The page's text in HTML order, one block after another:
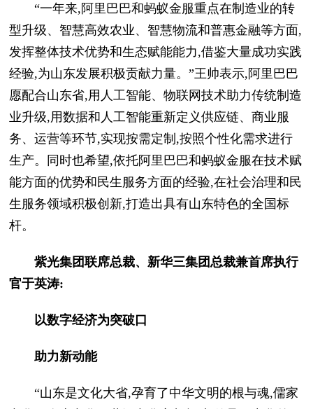
“一年来,阿里巴巴和蚂蚁金服重点在制造业的转
型升级、智慧高效农业、智慧物流和普惠金融等方面,
发挥整体技术优势和生态赋能能力,借鉴大量成功实践
经验,为山东发展积极贡献力量。”王帅表示,阿里巴巴
愿配合山东省,用人工智能、物联网技术助力传统制造
业升级,用数据和人工智能重新定义供应链、商业服
务、运营等环节,实现按需定制,按照个性化需求进行
生产。同时也希望,依托阿里巴巴和蚂蚁金服在技术赋
能方面的优势和民生服务方面的经验,在社会治理和民
生服务领域积极创新,打造出具有山东特色的全国标
杆。
紫光集团联席总裁、新华三集团总裁兼首席执行
官于英涛:
以数字经济为突破口
助力新动能
“山东是文化大省,孕育了中华文明的根与魂,儒家